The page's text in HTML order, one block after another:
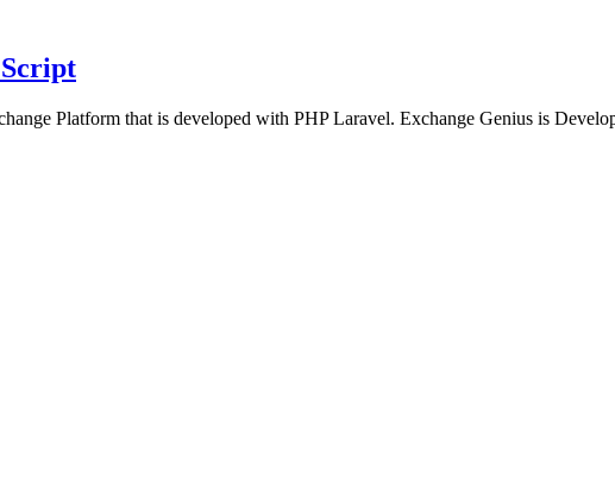
Platform that is developed with PHP Laravel. Exchange Genius is